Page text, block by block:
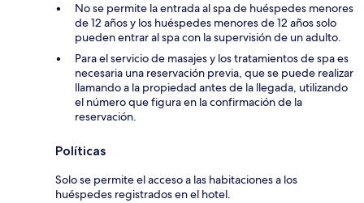
No se permite la entrada al spa de huéspedes menores
de 12 años y los huéspedes menores de 12 años solo
pueden entrar al spa con la supervisión de un adulto.
Para el servicio de masajes y los tratamientos de spa es
necesaria una reservación previa, que se puede realizar
llamando a la propiedad antes de la llegada, utilizando
el número que figura en la confirmación de la
reservación.
Políticas
Solo se permite el acceso a las habitaciones a los
huéspedes registrados en el hotel.